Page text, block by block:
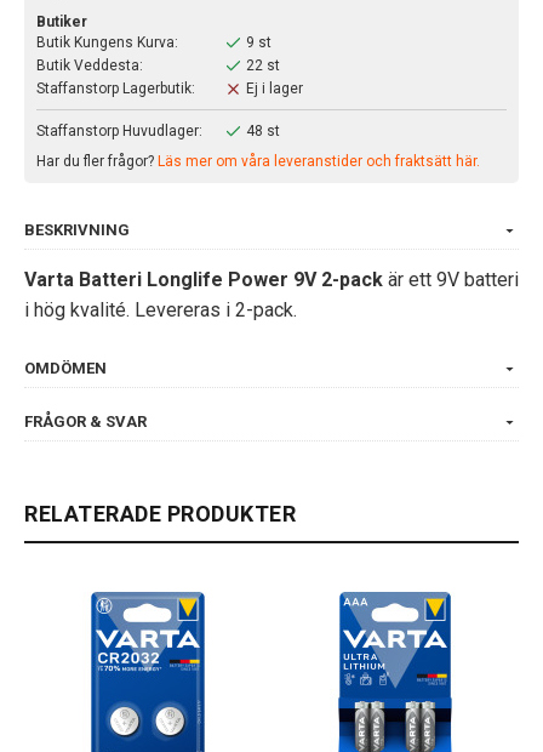
Butiker
Butik Kungens Kurva:
9 st
Butik Veddesta:
22 st
Staffanstorp Lagerbutik:
Ej i lager
Staffanstorp Huvudlager:
48 st
Har du fler frågor? Läs mer om våra leveranstider och fraktsätt här.
BESKRIVNING
Varta Batteri Longlife Power 9V 2-pack är ett 9V batteri
i hög kvalité. Levereras i 2-pack.
OMDÖMEN
FRÅGOR & SVAR
RELATERADE PRODUKTER